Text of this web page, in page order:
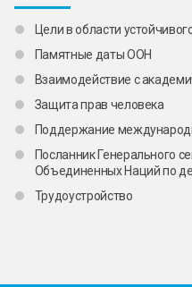
Цели в области
Памятные даты ООН
Взаимодействие с
Защита прав человека
Поддержание
Посланник Генерального
Объединенных Наций по
Трудоустройство